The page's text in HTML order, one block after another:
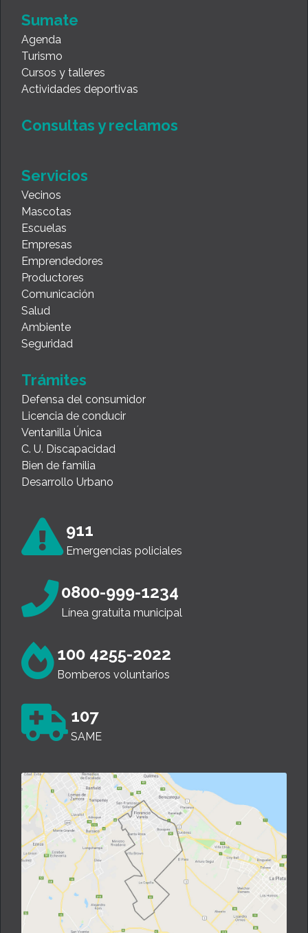
Sumate
Agenda
Turismo
Cursos y talleres
Actividades deportivas
Consultas y reclamos
Servicios
Vecinos
Mascotas
Escuelas
Empresas
Emprendedores
Productores
Comunicación
Salud
Ambiente
Seguridad
Trámites
Defensa del consumidor
Licencia de conducir
Ventanilla Única
C. U. Discapacidad
Bien de familia
Desarrollo Urbano
911
Emergencias policiales
0800-999-1234
Línea gratuita municipal
100 4255-2022
Bomberos voluntarios
107
SAME